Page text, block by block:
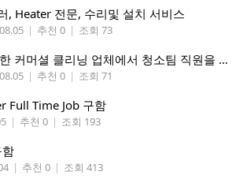
, Heater 전문, 수리및 설치 서비스
| 추천 0 | 조회 73
레드몬드에 위치한 커머셜 클리닝 업체에서 청소팀 직원을 모집합니다.
| 추천 0 | 조회 71
Full Time Job 구함
| 추천 0 | 조회 193
| 추천 0 | 조회 413